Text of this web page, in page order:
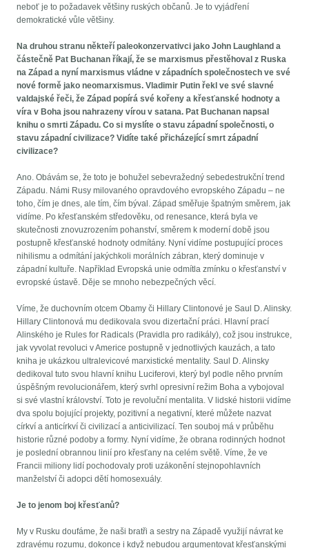
neboť je to požadavek většiny ruských občanů. Je to vyjádření
demokratické vůle většiny.
Na druhou stranu někteří paleokonzervativci jako John Laughland a
částečně Pat Buchanan říkají, že se marxismus přestěhoval z Ruska
na Západ a nyní marxismus vládne v západních společnostech ve své
nové formě jako neomarxismus. Vladimir Putin řekl ve své slavné
valdajské řeči, že Západ popírá své kořeny a křesťanské hodnoty a
víra v Boha jsou nahrazeny vírou v satana. Pat Buchanan napsal
knihu o smrti Západu. Co si myslíte o stavu západní společnosti, o
stavu západní civilizace? Vidíte také přicházející smrt západní
civilizace?
Ano. Obávám se, že toto je bohužel sebevražedný sebedestrukční trend
Západu. Námi Rusy milovaného opravdového evropského Západu – ne
toho, čím je dnes, ale tím, čím býval. Západ směřuje špatným směrem, jak
vidíme. Po křesťanském středověku, od renesance, která byla ve
skutečnosti znovuzrozením pohanství, směrem k moderní době jsou
postupně křesťanské hodnoty odmítány. Nyní vidíme postupující proces
nihilismu a odmítání jakýchkoli morálních zábran, který dominuje v
západní kultuře. Například Evropská unie odmítla zmínku o křesťanství v
evropské ústavě. Děje se mnoho nebezpečných věcí.
Víme, že duchovním otcem Obamy či Hillary Clintonové je Saul D. Alinsky.
Hillary Clintonová mu dedikovala svou dizertační práci. Hlavní prací
Alinského je Rules for Radicals (Pravidla pro radikály), což jsou instrukce,
jak vyvolat revoluci v Americe postupně v jednotlivých kauzách, a tato
kniha je ukázkou ultralevicové marxistické mentality. Saul D. Alinsky
dedikoval tuto svou hlavní knihu Luciferovi, který byl podle něho prvním
úspěšným revolucionářem, který svrhl opresivní režim Boha a vybojoval
si své vlastní království. Toto je revoluční mentalita. V lidské historii vidíme
dva spolu bojující projekty, pozitivní a negativní, které můžete nazvat
církví a anticírkví či civilizací a anticivilizací. Ten souboj má v průběhu
historie různé podoby a formy. Nyní vidíme, že obrana rodinných hodnot
je poslední obrannou linií pro křesťany na celém světě. Víme, že ve
Francii miliony lidí pochodovaly proti uzákonění stejnopohlavních
manželství či adopci dětí homosexuály.
Je to jenom boj křesťanů?
My v Rusku doufáme, že naši bratři a sestry na Západě využijí návrat ke
zdravému rozumu, dokonce i když nebudou argumentovat křesťanskými